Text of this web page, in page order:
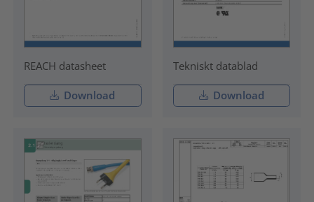
REACH datasheet
Download
Tekniskt datablad
Download